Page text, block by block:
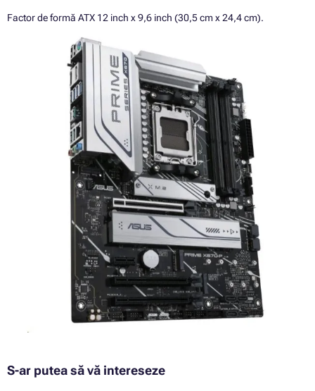
Factor de formă ATX 12 inch x 9,6 inch (30,5 cm x 24,4 cm).
S-ar putea să vă intereseze